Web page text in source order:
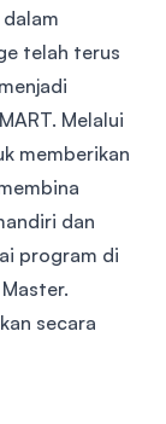
telah terus
Melalui
memberikan
dan
program di
secara